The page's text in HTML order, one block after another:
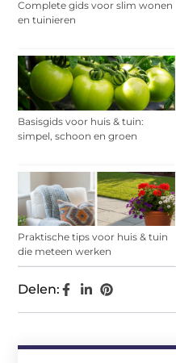
Complete gids voor slim wonen
en tuinieren
Basisgids voor huis & tuin:
simpel, schoon en groen
Praktische tips voor huis & tuin
die meteen werken
Delen: